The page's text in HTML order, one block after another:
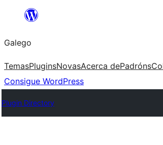
Saltar
contido
Galego
TemasPluginsNovasAcerca dePadróns
Consigue WordPress
Plugin Directory